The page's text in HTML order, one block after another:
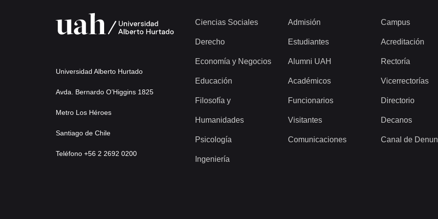
Universidad Alberto Hurtado
Avda. Bernardo O’Higgins 1825
Metro Los Héroes
Santiago de Chile
Teléfono +56 2 2692 0200
Ciencias Sociales
Derecho
Economía y Negocios
Educación
Filosofía y
Humanidades
Psicología
Ingeniería
Admisión
Estudiantes
Alumni UAH
Académicos
Funcionarios
Visitantes
Comunicaciones
Campus
Acreditación
Rectoría
Vicerrectorías
Directorio
Decanos
Canal de